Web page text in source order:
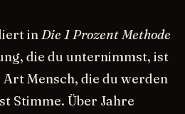
inDie 1 Prozent Methode
die du unternimmst, ist
Mensch, die du werden
Stimme. Über Jahre